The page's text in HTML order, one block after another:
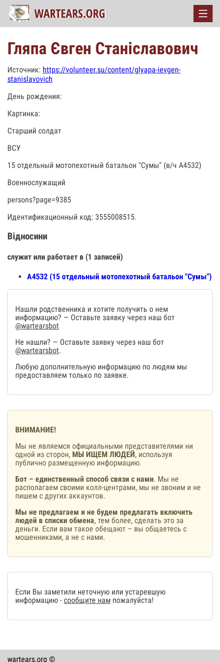
Гляпа Євген Станіславович
Источник: https://volunteer.su/content/glyapa-ievgen-
stanislavovich
День рождения:
Картинка:
Старший солдат
ВСУ
15 отдельный мотопехотный батальон "Сумы" (в/ч А4532)
Военнослужащий
persons?page=9385
Идентификационный код: 3555008515.
Відносини
служит или работает в (1 записей)
А4532 (15 отдельный мотопехотный батальон "Сумы")
Нашли родственника и хотите получить о нем
информацию? — Оставьте заявку через наш бот
@wartearsbot
Не нашли? — Оставьте заявку через наш бот
@wartearsbot.
Любую дополнительную информацию по людям мы
предоставляем только по заявке.
ВНИМАНИЕ!
Мы не являемся официальными представителями ни
одной из сторон, МЫ ИЩЕМ ЛЮДЕЙ, используя
публично размещенную информацию.
Бот – единственный способ связи с нами. Мы не
располагаем своими колл-центрами, мы не звоним и не
пишем с других аккаунтов.
Мы не предлагаем и не будем предлагать включить
людей в списки обмена, тем более, сделать это за
деньги. Если вам такое обещают – вы общаетесь с
мошенниками, а не с нами.
Если Вы заметили неточную или устаревшую
информацию - сообщите нам пожалуйста!
wartears.org ©